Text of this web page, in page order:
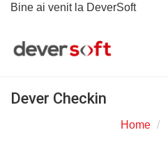
Bine ai venit la DeverSoft
Dever Checkin
Home